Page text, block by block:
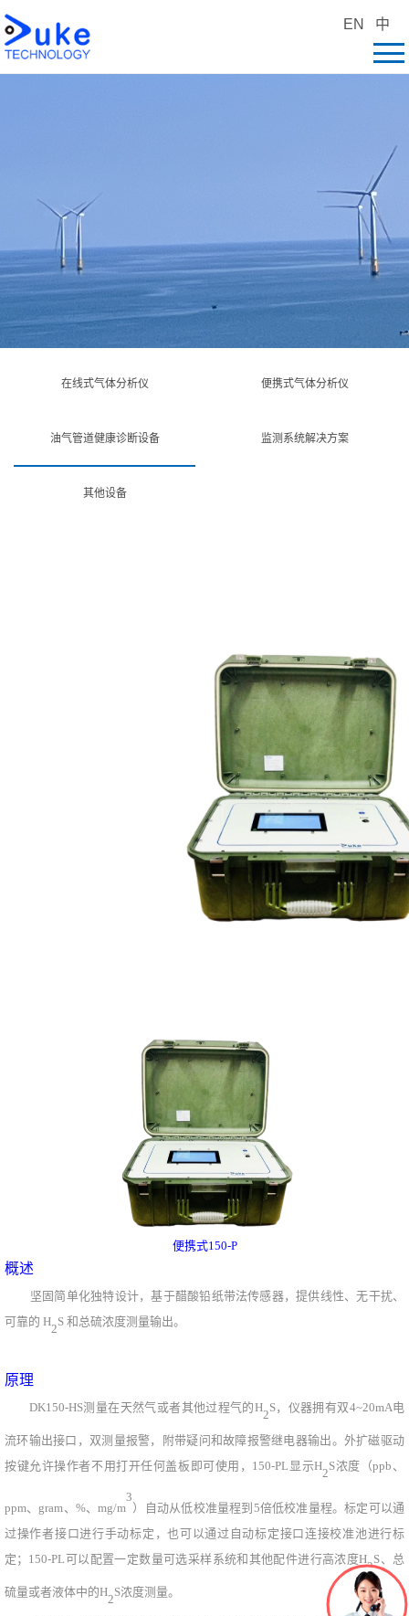
EN 中
在线式气体分析仪 便携式气体分析仪
油气管道健康诊断设备 监测系统解决方案
其他设备
便携式150-P
概述
坚固简单化独特设计，基于醋酸铅纸带法传感器，提供线性、无干扰、
可靠的 H
2
S 和总硫浓度测量输出。
原理
DK150-HS测量在天然气或者其他过程气的H
2
S，仪器拥有双4~20mA电
流环输出接口，双测量报警，附带疑问和故障报警继电器输出。外扩磁驱动
按键允许操作者不用打开任何盖板即可使用，150-PL显示H
2
S浓度（ppb 、
ppm、 gram、 %、mg/m
3
）自动从低校准量程到5倍低校准量程。标定可以通
过操作者接口进行手动标定，也可以通过自动标定接口连接校准池进行标
定； 150-PL可以配置一定数量可选采样系统和其他配件进行高浓度H
2
S、总
硫量或者液体中的H
2
S浓度测量。